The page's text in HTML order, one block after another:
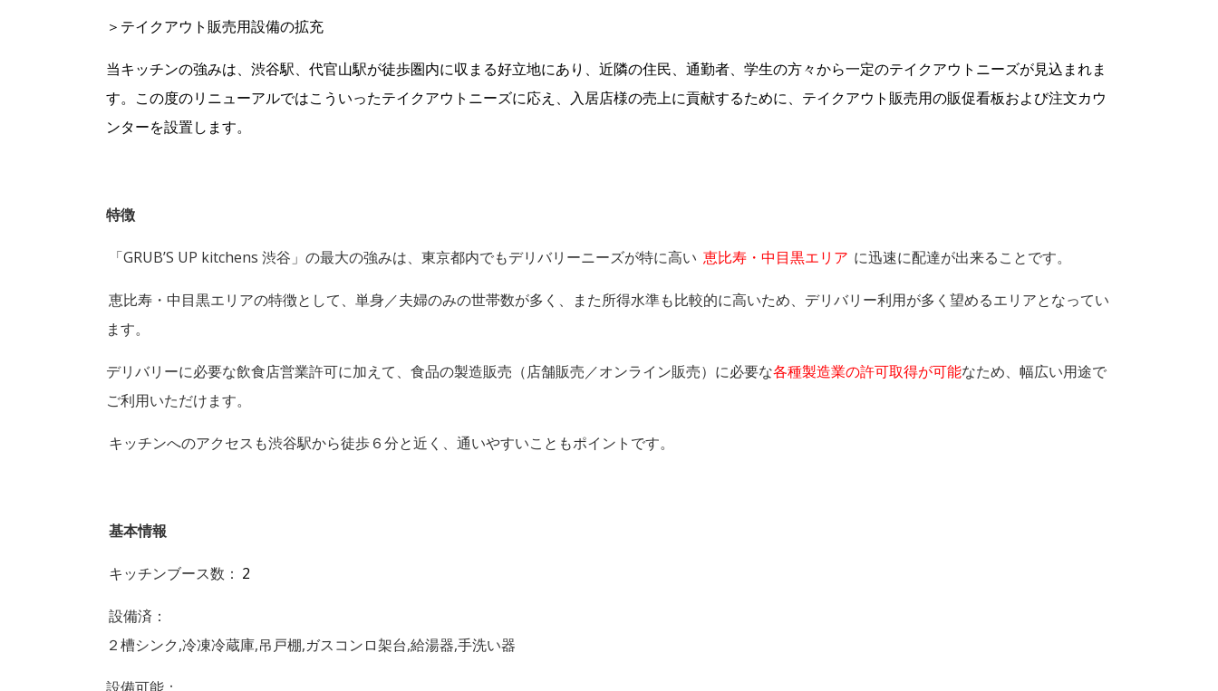
＞テイクアウト販売用設備の拡充
当キッチンの強みは、渋谷駅、代官山駅が徒歩圏内に収まる好立地にあり、近隣の住民、通勤者、学生の方々から一定のテイクアウトニーズが見込まれま
す。この度のリニューアルではこういったテイクアウトニーズに応え、入居店様の売上に貢献するために、テイクアウト販売用の販促看板および注文カウ
ンターを設置します。
特徴
「GRUB’S UP kitchens 渋谷」の最大の強みは、東京都内でもデリバリーニーズが特に高い 恵比寿・中目黒エリア に迅速に配達が出来ることです。
恵比寿・中目黒エリアの特徴として、単身／夫婦のみの世帯数が多く、また所得水準も比較的に高いため、デリバリー利用が多く望めるエリアとなってい
ます。
デリバリーに必要な飲食店営業許可に加えて、食品の製造販売（店舗販売／オンライン販売）に必要な各種製造業の許可取得が可能なため、幅広い用途で
ご利用いただけます。
キッチンへのアクセスも渋谷駅から徒歩６分と近く、通いやすいこともポイントです。
基本情報
キッチンブース数： 2
設備済：
２槽シンク,冷凍冷蔵庫,吊戸棚,ガスコンロ架台,給湯器,手洗い器